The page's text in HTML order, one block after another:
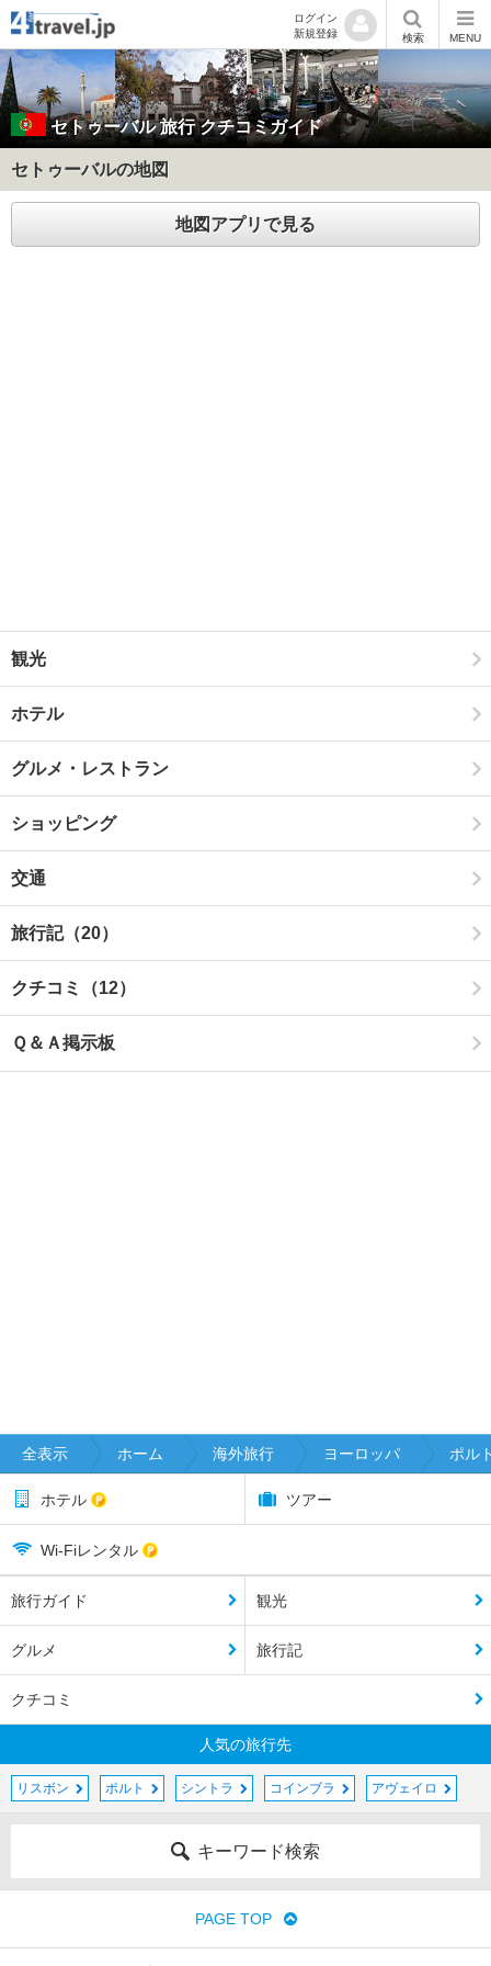
ログイン
新規登録
検索 MENU
セトゥーバル旅行 クチコミガイド
セトゥーバルの地図
地図アプリで見る
観光
ホテル
グルメ・レストラン
ショッピング
交通
旅行記（20）
クチコミ（12）
Ｑ＆Ａ掲示板
全表示 ホーム 海外旅行 ヨーロッパ ポル
ホテル ツアー
Wi-Fiレンタル
旅行ガイド 観光
グルメ 旅行記
クチコミ
人気の旅行先
リスボン ポルト シントラ コインブラ アヴェイロ
キーワード検索
PAGE TOP